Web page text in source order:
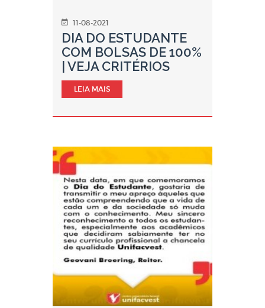
11-08-2021
DIA DO ESTUDANTE
COM BOLSAS DE 100%
| VEJA CRITÉRIOS
LEIA MAIS